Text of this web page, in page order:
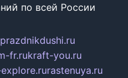
по всей России
prazdnikdushi.ru
fr.rukraft-you.ru
rastenuya.ru